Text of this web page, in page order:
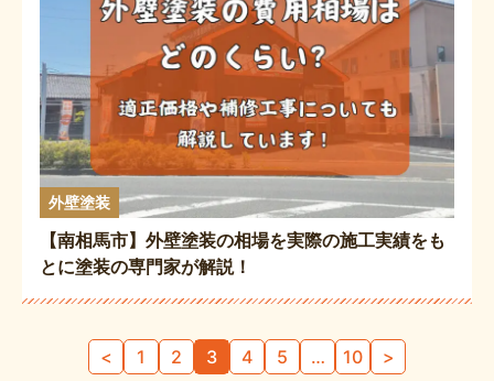
外壁塗装
【南相馬市】外壁塗装の相場を実際の施工実績をも
とに塗装の専門家が解説！
< 1 2 3 4 5 … 10 >